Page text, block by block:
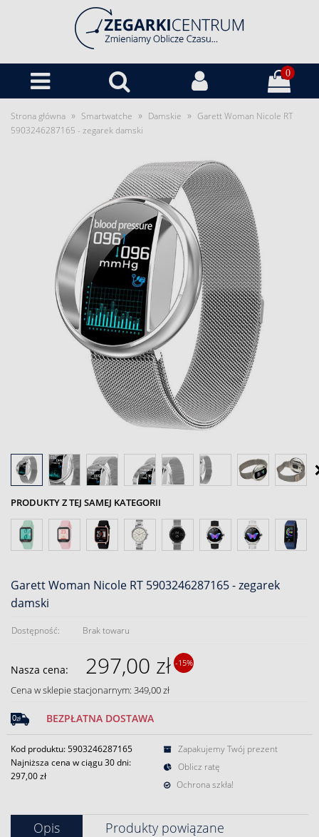
0
Strona główna » Smartwatche » Damskie » Garett Woman Nicole RT
5903246287165 - zegarek damski
PRODUKTY Z TEJ SAMEJ KATEGORII
Garett Woman Nicole RT 5903246287165 - zegarek
damski
Dostępność: Brak towaru
Nasza cena: 297,00 zł -15%
Cena w sklepie stacjonarnym: 349,00 zł
BEZPŁATNA DOSTAWA
Kod produktu: 5903246287165
Najniższa cena w ciągu 30 dni:
297,00 zł
Zapakujemy Twój prezent
Oblicz ratę
Ochrona szkła!
Opis
Produkty powiązane